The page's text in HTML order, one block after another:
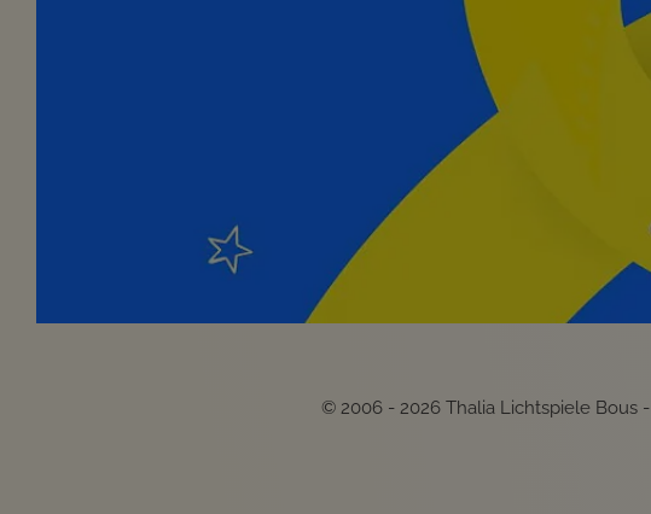
© 2006 - 2026 Thalia Lichtspiele Bous -